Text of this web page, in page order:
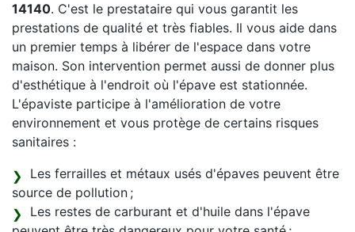
14140. C'est le prestataire qui vous garantit les
prestations de qualité et très fiables. Il vous aide dans
un premier temps à libérer de l'espace dans votre
maison. Son intervention permet aussi de donner plus
d'esthétique à l'endroit où l'épave est stationnée.
L'épaviste participe à l'amélioration de votre
environnement et vous protège de certains risques
sanitaires :
Les ferrailles et métaux usés d'épaves peuvent être
source de pollution ;
Les restes de carburant et d'huile dans l'épave